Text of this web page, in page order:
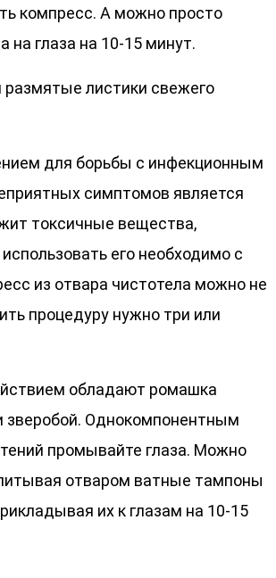
компресс. А можно просто
на глаза на 10-15 минут.
листики свежего
для борьбы с инфекционным
симптомов является
токсичные вещества,
его необходимо с
из отвара чистотела можно не
процедуру нужно три или
обладают ромашка
зверобой. Однокомпонентным
промывайте глаза. Можно
отваром ватные тампоны
их к глазам на 10-15